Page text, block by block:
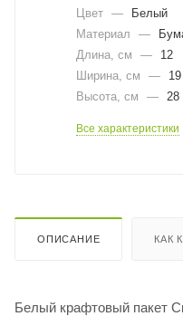
Цвет —
Белый
Материал
—
Длина, cм
—
12
Ширина, cм
—
19
Высота, см
— 28
Все характеристики
ОПИСАНИЕ КАК
Белый крафтовый пакет